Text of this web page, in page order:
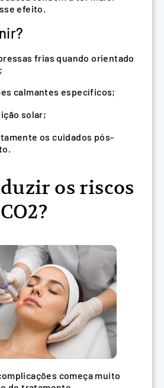
efeito.
frias quando orientado
calmantes específicos;
solar;
os cuidados pós-
os riscos
começa muito